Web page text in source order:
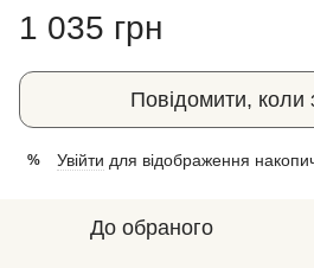
1 035 грн
Повідомити, коли
% Увійти для відображення
До обраного